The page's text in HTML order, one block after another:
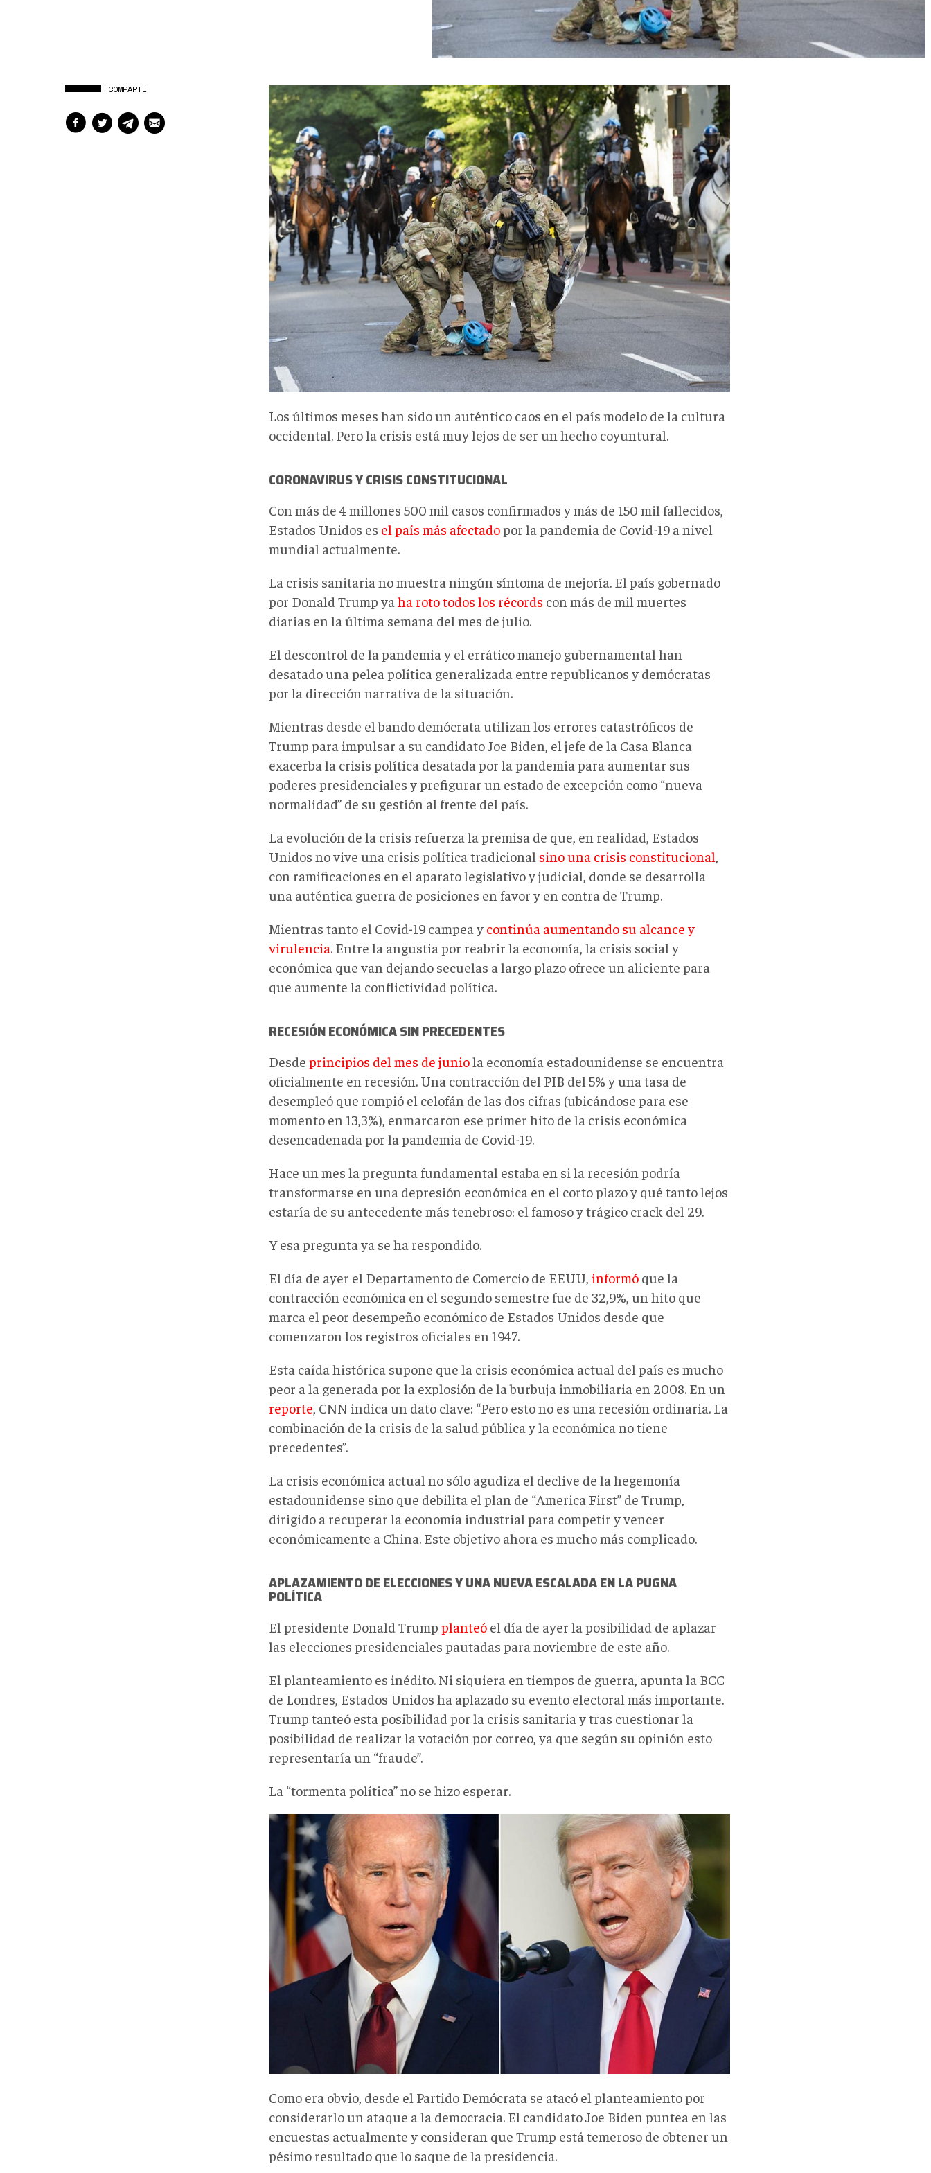
COMPARTE
Los últimos meses han sido un auténtico caos en el país modelo de la cultura
occidental. Pero la crisis está muy lejos de ser un hecho coyuntural.
CORONAVIRUS Y CRISIS CONSTITUCIONAL
Con más de 4 millones 500 mil casos confirmados y más de 150 mil fallecidos,
Estados Unidos es el país más afectadopor la pandemia de Covid-19 a nivel
mundial actualmente.
La crisis sanitaria no muestra ningún síntoma de mejoría. El país gobernado
por Donald Trump ya ha roto todos los récords con más de mil muertes
diarias en la última semana del mes de julio.
El descontrol de la pandemia y el errático manejo gubernamental han
desatado una pelea política generalizada entre republicanos y demócratas
por la dirección narrativa de la situación.
Mientras desde el bando demócrata utilizan los errores catastróficos de
Trump para impulsar a su candidato Joe Biden, el jefe de la Casa Blanca
exacerba la crisis política desatada por la pandemia para aumentar sus
poderes presidenciales y prefigurar un estado de excepción como “nueva
normalidad” de su gestión al frente del país.
La evolución de la crisis refuerza la premisa de que, en realidad, Estados
Unidos no vive una crisis política tradicional sino una crisis constitucional
con ramificaciones en el aparato legislativo y judicial, donde se desarrolla
una auténtica guerra de posiciones en favor y en contra de Trump.
Mientras tanto el Covid-19 campea y continúa aumentando su alcance y
virulencia. Entre la angustia por reabrir la economía, la crisis social y
económica que van dejando secuelas a largo plazo ofrece un aliciente para
que aumente la conflictividad política.
RECESIÓN ECONÓMICA SIN PRECEDENTES
Desde principios del mes de juniola economía estadounidense se encuentra
oficialmente en recesión. Una contracción del PIB del 5% y una tasa de
desempleó que rompió el celofán de las dos cifras (ubicándose para ese
momento en 13,3%), enmarcaron ese primer hito de la crisis económica
desencadenada por la pandemia de Covid-19.
Hace un mes la pregunta fundamental estaba en si la recesión podría
transformarse en una depresión económica en el corto plazo y qué tanto lejos
estaría de su antecedente más tenebroso: el famoso y trágico crack del 29.
Y esa pregunta ya se ha respondido.
El día de ayer el Departamento de Comercio de EEUU, informó que la
contracción económica en el segundo semestre fue de 32,9%, un hito que
marca el peor desempeño económico de Estados Unidos desde que
comenzaron los registros oficiales en 1947.
Esta caída histórica supone que la crisis económica actual del país es mucho
peor a la generada por la explosión de la burbuja inmobiliaria en 2008. En un
reporte , CNN indica un dato clave: “Pero esto no es una recesión ordinaria. La
combinación de la crisis de la salud pública y la económica no tiene
precedentes”.
La crisis económica actual no sólo agudiza el declive de la hegemonía
estadounidense sino que debilita el plan de “America First” de Trump,
dirigido a recuperar la economía industrial para competir y vencer
económicamente a China. Este objetivo ahora es mucho más complicado.
APLAZAMIENTO DE ELECCIONES Y UNA NUEVA ESCALADA EN LA PUGNA
POLÍTICA
El presidente Donald Trump planteó el día de ayer la posibilidad de aplazar
las elecciones presidenciales pautadas para noviembre de este año.
El planteamiento es inédito. Ni siquiera en tiempos de guerra, apunta la BCC
de Londres, Estados Unidos ha aplazado su evento electoral más importante.
Trump tanteó esta posibilidad por la crisis sanitaria y tras cuestionar la
posibilidad de realizar la votación por correo, ya que según su opinión esto
representaría un “fraude”.
La “tormenta política” no se hizo esperar.
Como era obvio, desde el Partido Demócrata se atacó el planteamiento por
considerarlo un ataque a la democracia. El candidato Joe Biden puntea en las
encuestas actualmente y consideran que Trump está temeroso de obtener un
pésimo resultado que lo saque de la presidencia.